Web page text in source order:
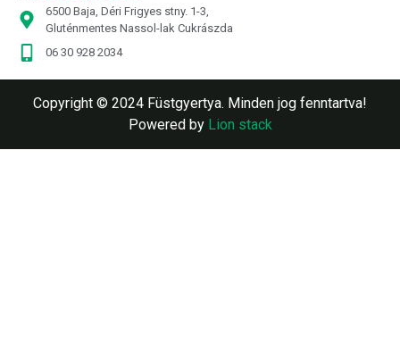
6500 Baja, Déri Frigyes stny. 1-3,
Gluténmentes Nassol-lak Cukrászda
06 30 928 2034
Copyright © 2024 Füstgyertya. Minden jog fenntartva!
Powered by Lion stack